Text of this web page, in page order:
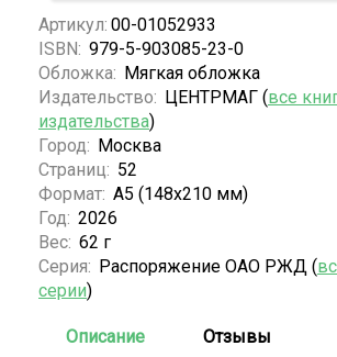
Артикул: 00-01052933
ISBN: 979-5-903085-23-0
Обложка: Мягкая обложка
Издательство: ЦЕНТРМАГ (все
издательства)
Город: Москва
Страниц: 52
Формат: А5 (148x210 мм)
Год: 2026
Вес: 62 г
Серия: Распоряжение ОАО РЖД (
серии)
Описание Отзывы